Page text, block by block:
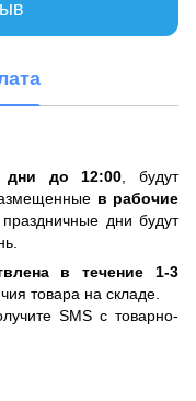
дни до 12:00 , будут
в рабочие
дни будут
​​в течение 1-3
товара на складе.
SMS с товарно-